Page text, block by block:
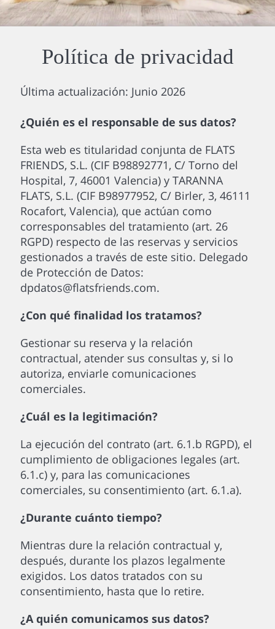
Política de privacidad
Última actualización: Junio 2026
¿Quién es el responsable de sus datos?
Esta web es titularidad conjunta de FLATS
FRIENDS, S.L. (CIF B98892771, C/ Torno del
Hospital, 7, 46001 Valencia) y TARANNA
FLATS, S.L. (CIF B98977952, C/ Birler, 3, 46111
Rocafort, Valencia), que actúan como
corresponsables del tratamiento (art. 26
RGPD) respecto de las reservas y servicios
gestionados a través de este sitio. Delegado
de Protección de Datos:
dpdatos@flatsfriends.com.
¿Con qué finalidad los tratamos?
Gestionar su reserva y la relación
contractual, atender sus consultas y, si lo
autoriza, enviarle comunicaciones
comerciales.
¿Cuál es la legitimación?
La ejecución del contrato (art. 6.1.b RGPD), el
cumplimiento de obligaciones legales (art.
6.1.c) y, para las comunicaciones
comerciales, su consentimiento (art. 6.1.a).
¿Durante cuánto tiempo?
Mientras dure la relación contractual y,
después, durante los plazos legalmente
exigidos. Los datos tratados con su
consentimiento, hasta que lo retire.
¿A quién comunicamos sus datos?